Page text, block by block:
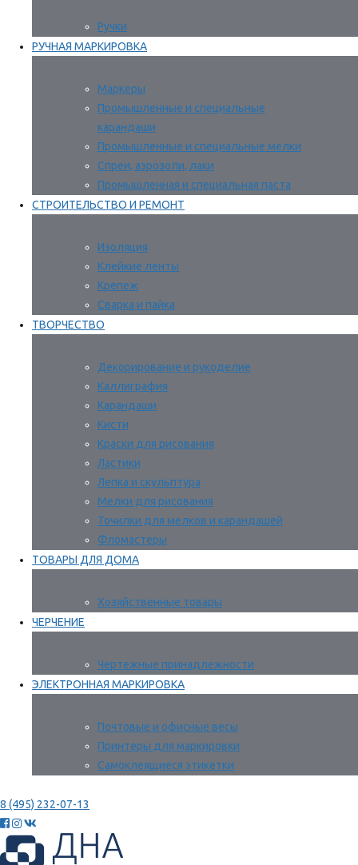
Ручки
РУЧНАЯ МАРКИРОВКА
Маркеры
Промышленные и специальные
карандаши
Промышленные и специальные мелки
Спреи, аэрозоли, лаки
Промышленная и специальная паста
СТРОИТЕЛЬСТВО И РЕМОНТ
Изоляция
Клейкие ленты
Крепеж
Сварка и пайка
ТВОРЧЕСТВО
Декорирование и рукоделие
Каллиграфия
Карандаши
Кисти
Краски для рисования
Ластики
Лепка и скульптура
Мелки для рисования
Точилки для мелков и карандашей
Фломастеры
ТОВАРЫ ДЛЯ ДОМА
Хозяйственные товары
ЧЕРЧЕНИЕ
Чертежные принадлежности
ЭЛЕКТРОННАЯ МАРКИРОВКА
Почтовые и офисные весы
Принтеры для маркировки
Самоклеящиеся этикетки
8 (495) 232-07-13